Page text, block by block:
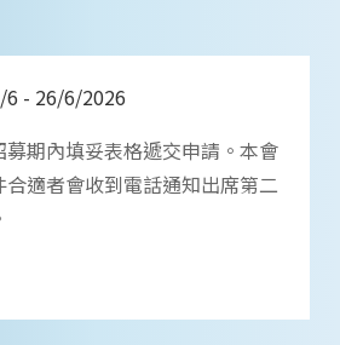
- 26/6/2026
期內填妥表格遞交申請。本會
適者會收到電話通知出席第二